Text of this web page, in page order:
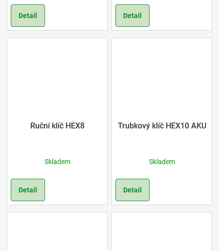
Detail Detail
Ruční klíč HEX8
Skladem
Detail
Trubkový klíč HEX10 AKU
Skladem
Detail